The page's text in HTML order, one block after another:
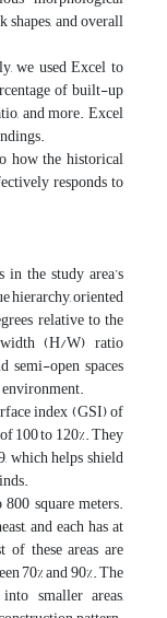
shapes, and overall
we used Excel to
of built-up
and more. Excel
how the historical
responds to
the study area’s
hierarchy, oriented
relative to the
(H/W) ratio
semi-open spaces
index (GSI) of
100 to 120%. They
which helps shield
square meters.
and each has at
of these areas are
70% and 90%. The
smaller areas,